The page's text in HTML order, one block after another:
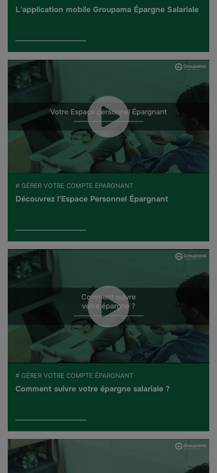
L'application mobile Groupama Épargne Salariale
# GÉRER VOTRE COMPTE ÉPARGNANT
Découvrez l'Espace Personnel Épargnant
# GÉRER VOTRE COMPTE ÉPARGNANT
Comment suivre votre épargne salariale ?